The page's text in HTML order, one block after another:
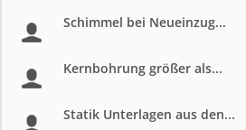
Schimmel bei Neueinzug...
Kernbohrung größer als...
Statik Unterlagen aus den...